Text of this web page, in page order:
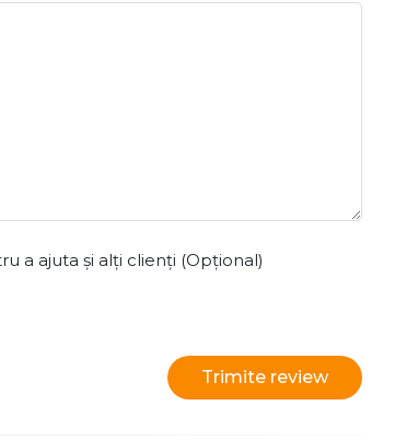
a ajuta și alți clienți (Opțional)
Trimite review